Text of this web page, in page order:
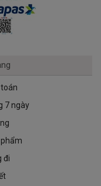
7 ngày
đi